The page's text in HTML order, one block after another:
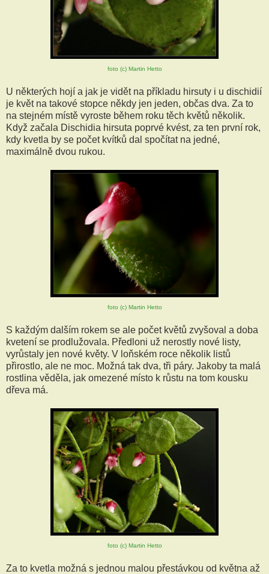
foto (c) Martin Hetto
U některých hojí a jak je vidět na příkladu hirsuty i u dischidií
je květ na takové stopce někdy jen jeden, občas dva. Za to
na stejném místě vyroste během roku těch květů několik.
Když začala Dischidia hirsuta poprvé kvést, za ten první rok,
kdy kvetla by se počet kvítků dal spočítat na jedné,
maximálně dvou rukou.
foto (c) Martin Hetto
S každým dalším rokem se ale počet květů zvyšoval a doba
kvetení se prodlužovala. Předloni už nerostly nové listy,
vyrůstaly jen nové květy. V loňském roce několik listů
přirostlo, ale ne moc. Možná tak dva, tři páry. Jakoby ta malá
rostlina věděla, jak omezené místo k růstu na tom kousku
dřeva má.
foto (c) Martin Hetto
Za to kvetla možná s jednou malou přestávkou od května až